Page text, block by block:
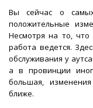
Вы сейчас о
положительные
Несмотря на то,
работа ведется.
обслуживания у
а в провинции
большая,
ближе.